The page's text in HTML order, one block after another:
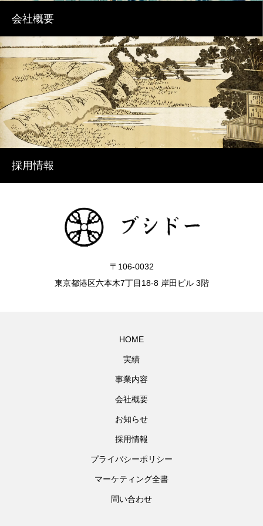
会社概要
採用情報
〒106-0032
東京都港区六本木7丁目18-8 岸田ビル 3階
HOME
実績
事業内容
会社概要
お知らせ
採用情報
プライバシーポリシー
マーケティング全書
問い合わせ